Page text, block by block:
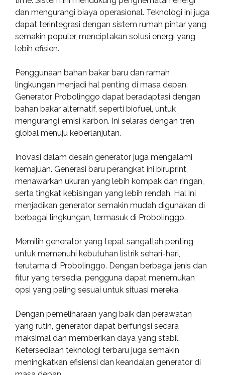
dan mengurangi biaya operasional. Teknologi ini juga
dapat terintegrasi dengan sistem rumah pintar yang
semakin populer, menciptakan solusi energi yang
lebih efisien.
Penggunaan bahan bakar baru dan ramah
lingkungan menjadi hal penting di masa depan.
Generator Probolinggo dapat beradaptasi dengan
bahan bakar alternatif, seperti biofuel, untuk
mengurangi emisi karbon. Ini selaras dengan tren
global menuju keberlanjutan.
Inovasi dalam desain generator juga mengalami
kemajuan. Generasi baru perangkat ini biruprint,
menawarkan ukuran yang lebih kompak dan ringan,
serta tingkat kebisingan yang lebih rendah. Hal ini
menjadikan generator semakin mudah digunakan di
berbagai lingkungan, termasuk di Probolinggo.
Memilih generator yang tepat sangatlah penting
untuk memenuhi kebutuhan listrik sehari-hari,
terutama di Probolinggo. Dengan berbagai jenis dan
fitur yang tersedia, pengguna dapat menemukan
opsi yang paling sesuai untuk situasi mereka.
Dengan pemeliharaan yang baik dan perawatan
yang rutin, generator dapat berfungsi secara
maksimal dan memberikan daya yang stabil.
Ketersediaan teknologi terbaru juga semakin
meningkatkan efisiensi dan keandalan generator di